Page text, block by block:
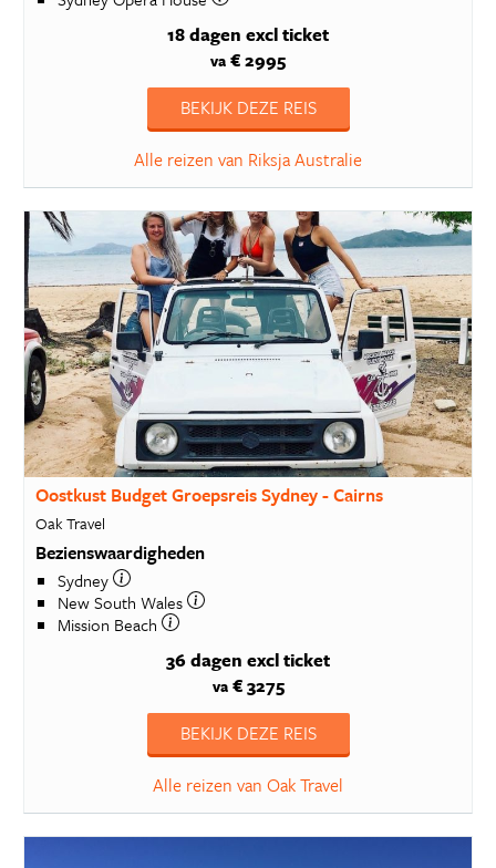
18 dagen excl ticket
va € 2995
BEKIJK DEZE REIS
Alle reizen van Riksja Australie
Oostkust Budget Groepsreis Sydney - Cairns
Oak Travel
Bezienswaardigheden
Sydney
New South Wales
Mission Beach
36 dagen excl ticket
va€ 3275
BEKIJK DEZE REIS
Alle reizen van Oak Travel